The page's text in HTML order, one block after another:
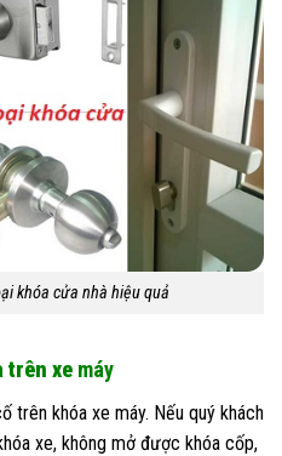
khóa cửa nhà hiệu quả
trên xe máy
trên khóa xe máy. Nếu quý khách
xe, không mở được khóa cốp,